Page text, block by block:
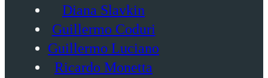
Diana Slavkin
Guillermo Coduri
Guillermo Luciano
Ricardo Monetta